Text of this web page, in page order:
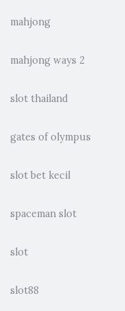
mahjong
mahjong ways 2
slot thailand
gates of olympus
slot bet kecil
spaceman slot
slot
slot88